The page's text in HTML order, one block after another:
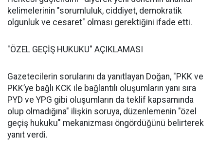
kelimelerinin "sorumluluk, ciddiyet, demokratik
olgunluk ve cesaret" olması gerektiğini ifade etti.
"ÖZEL GEÇİŞ HUKUKU" AÇIKLAMASI
Gazetecilerin sorularını da yanıtlayan Doğan, "PKK ve
PKK’ye bağlı KCK ile bağlantılı oluşumların yanı sıra
PYD ve YPG gibi oluşumların da teklif kapsamında
olup olmadığına" ilişkin soruya, düzenlemenin "özel
geçiş hukuku" mekanizması öngördüğünü belirterek
yanıt verdi.